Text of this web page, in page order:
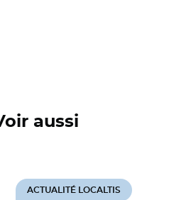
aussi
ACTUALITÉ LOCALTIS